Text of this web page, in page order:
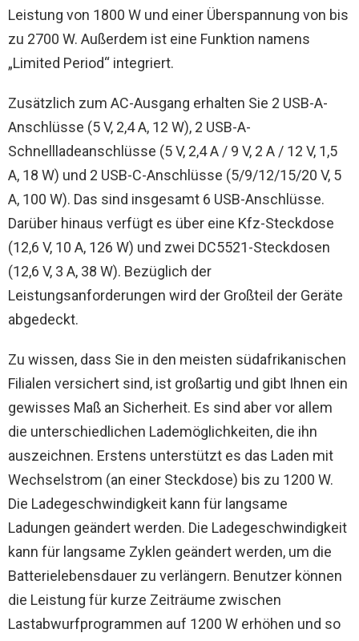
Leistung von 1800 W und einer Überspannung von bis
zu 2700 W. Außerdem ist eine Funktion namens
„Limited Period“ integriert.
Zusätzlich zum AC-Ausgang erhalten Sie 2 USB-A-
Anschlüsse (5 V, 2,4 A, 12 W), 2 USB-A-
Schnellladeanschlüsse (5 V, 2,4 A / 9 V, 2 A / 12 V, 1,5
A, 18 W) und 2 USB-C-Anschlüsse (5/9/12/15/20 V, 5
A, 100 W). Das sind insgesamt 6 USB-Anschlüsse.
Darüber hinaus verfügt es über eine Kfz-Steckdose
(12,6 V, 10 A, 126 W) und zwei DC5521-Steckdosen
(12,6 V, 3 A, 38 W). Bezüglich der
Leistungsanforderungen wird der Großteil der Geräte
abgedeckt.
Zu wissen, dass Sie in den meisten südafrikanischen
Filialen versichert sind, ist großartig und gibt Ihnen ein
gewisses Maß an Sicherheit. Es sind aber vor allem
die unterschiedlichen Lademöglichkeiten, die ihn
auszeichnen. Erstens unterstützt es das Laden mit
Wechselstrom (an einer Steckdose) bis zu 1200 W.
Die Ladegeschwindigkeit kann für langsame
Ladungen geändert werden. Die Ladegeschwindigkeit
kann für langsame Zyklen geändert werden, um die
Batterielebensdauer zu verlängern. Benutzer können
die Leistung für kurze Zeiträume zwischen
Lastabwurfprogrammen auf 1200 W erhöhen und so